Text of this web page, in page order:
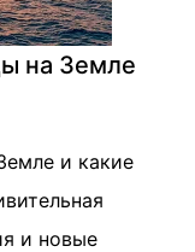
на Земле
и какие
и новые